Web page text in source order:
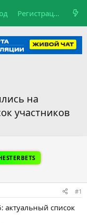
Регистрация
на
участников
#1
список